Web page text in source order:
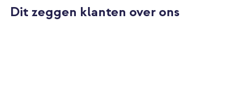
Dit zeggen klanten over ons